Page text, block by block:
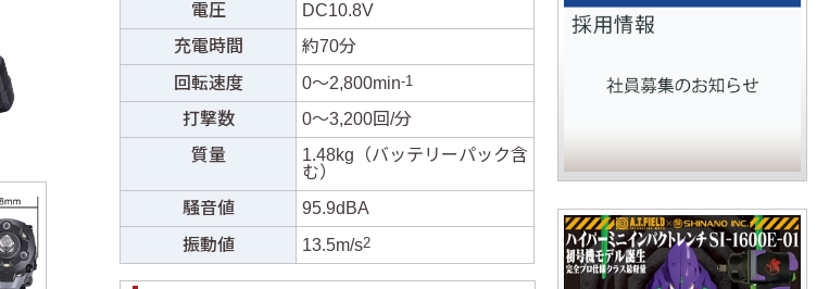
電圧
DC10.8V
充電時間
約70分
回転速度
0〜2,800min-1
打撃数
0〜3,200回/分
質量
1.48kg（バッテリーパック含
む）
騒音値
95.9dBA
振動値
13.5m/s2